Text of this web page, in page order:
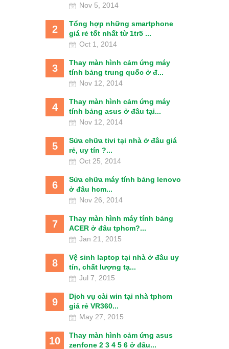
Nov 5, 2014
2
Tổng hợp những smartphone
giá rẻ tốt nhất từ 1tr5 ...
Oct 1, 2014
3
Thay màn hình cảm ứng máy
tính bảng trung quốc ở đ...
Nov 12, 2014
4
Thay màn hình cảm ứng máy
tính bảng asus ở đâu tại...
Nov 12, 2014
5
Sửa chữa tivi tại nhà ở đâu giá
rẻ, uy tín ?...
Oct 25, 2014
6
Sửa chữa máy tính bảng lenovo
ở đâu hcm...
Nov 26, 2014
7
Thay màn hình máy tính bảng
ACER ở đâu tphcm?...
Jan 21, 2015
8
Vệ sinh laptop tại nhà ở đâu uy
tín, chất lượng tạ...
Jul 7, 2015
9
Dịch vụ cài win tại nhà tphcm
giá rẻ VR360...
May 27, 2015
10
Thay màn hình cảm ứng asus
zenfone 2 3 4 5 6 ở đâu...